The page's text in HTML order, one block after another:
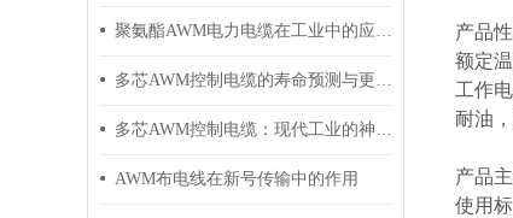
聚氨酯AWM电力电缆在工业中的应用与影响
多芯AWM控制电缆的寿命预测与更换周期
多芯AWM控制电缆：现代工业的神经脉络
AWM布电线在新号传输中的作用
产品
额定温
工作电
耐油
产品
使用